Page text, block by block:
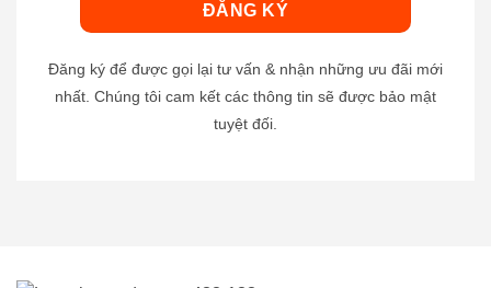
Đăng ký để được gọi lại tư vấn & nhận những ưu đãi mới
nhất. Chúng tôi cam kết các thông tin sẽ được bảo mật
tuyệt đối.